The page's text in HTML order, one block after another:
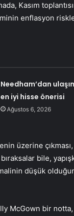
Kasım
enflasyon
Needham’dan
en iyi hisse önerisi
Ağustos 6, 2026
üzerine çıkması,
bıraksalar bile,
düşük
McGown bir notta,